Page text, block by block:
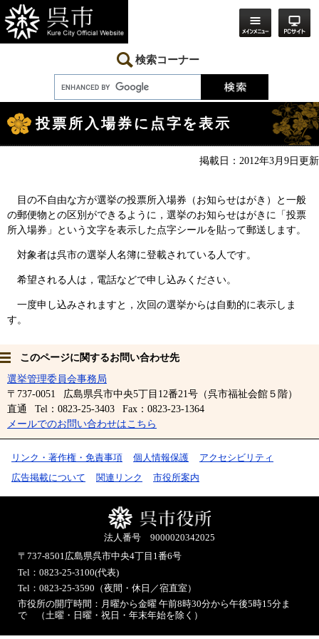
ー
ジ
の
ニ
ュ
ー
本
へ
検索コーナー
文
投票所入場券に点字を表示
掲載日：2012年3月9日更新
目の不自由な方が選挙の投票所入場券（お知らせはがき）と一般
の郵便物との区別ができるように，選挙のお知らせはがきに「投票
所入場券」という文字を表示した点字シールを貼って郵送します。
対象者は呉市の選挙人名簿に登載されている人です。
希望される人は，電話などで申し込みください。
一度申し込みされますと，次回の選挙からは自動的に表示しま
す。
このページに関するお問い合わせ先
選挙管理委員会事務局
〒737-0051
広島県呉市中央5丁目12番21号（呉市福祉会館５階）
直通
Tel：0823-25-3403
Fax：0823-23-1364
メールでのお問い合わせはこちら
リンク・著作権・免責事項 個人情報保護
アクセシビリティ
広告掲載について
関連リンク 市役所案内
法人番号 9000020342025
〒737-8501広島県呉市中央4丁目1番6号
Tel：0823-25-3100(代表)
Tel：0823-25-3590（夜間・休日／宿直室）
市役所の開庁時間：月曜から金曜 午前8時30分から午後5時15分ま
で （土曜・日曜・祝日・年末年始を除く）